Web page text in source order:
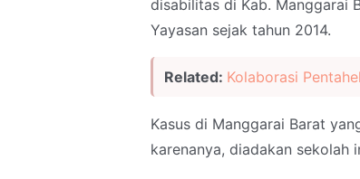
disabilitas di Kab. Manggarai
Yayasan sejak tahun 2014.
Related: Kolaborasi
Kasus di Manggarai Barat
karenanya, diadakan sekolah